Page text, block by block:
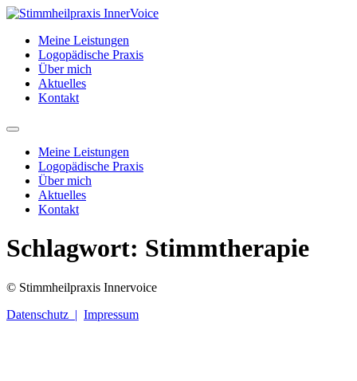
Zum
springenMeine Leistungen
Logopädische Praxis
Über mich
Aktuelles
Kontakt
Meine Leistungen
Logopädische Praxis
Über mich
Aktuelles
Kontakt
Schlagwort: Stimmtherapie
© Stimmheilpraxis Innervoice
Datenschutz | Impressum